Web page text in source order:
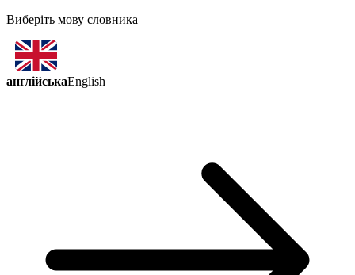
Виберіть мову словника
англійськаEnglish